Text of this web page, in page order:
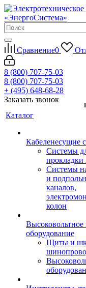
Сравнение0
8 (800) 707-75-03
8 (800) 707-75-03
+ (495) 648-68-28
Заказать звонок
Каталог
Кабеленесущие
Системы
прокладки
Системы
и
каналов,
колон
оборудование
Щиты и